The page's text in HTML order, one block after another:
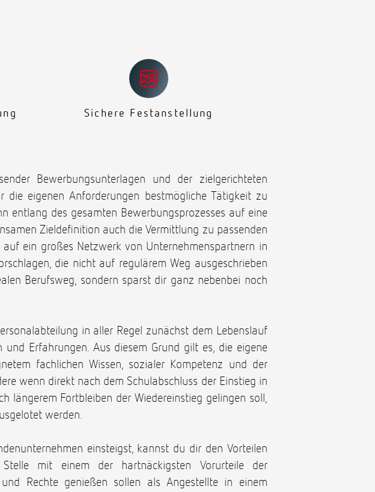
Sichere Festanstellung
Bewerbungsunterlagen und der zielgerichteten
eigenen Anforderungen bestmögliche Tätigkeit zu
entlang des gesamten Bewerbungsprozesses auf eine
Zieldefinition auch die Vermittlung zu passenden
ein großes Netzwerk von Unternehmenspartnern in
die nicht auf regulärem Weg ausgeschrieben
Berufsweg, sondern sparst dir ganz nebenbei noch
in aller Regel zunächst dem Lebenslauf
Erfahrungen. Aus diesem Grund gilt es, die eigene
fachlichen Wissen, sozialer Kompetenz und der
wenn direkt nach dem Schulabschluss der Einstieg in
längerem Fortbleiben der Wiedereinstieg gelingen soll,
werden.
einsteigst, kannst du dir den Vorteilen
mit einem der hartnäckigsten Vorurteile der
Rechte genießen sollen als Angestellte in einem